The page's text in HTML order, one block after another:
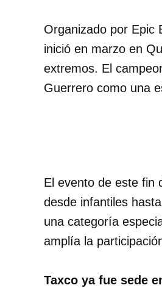
Organizado por Epic
inició en marzo en
extremos. El
Guerrero como una
El evento de este fin
desde infantiles
una categoría
amplía la
Taxco ya fue sede